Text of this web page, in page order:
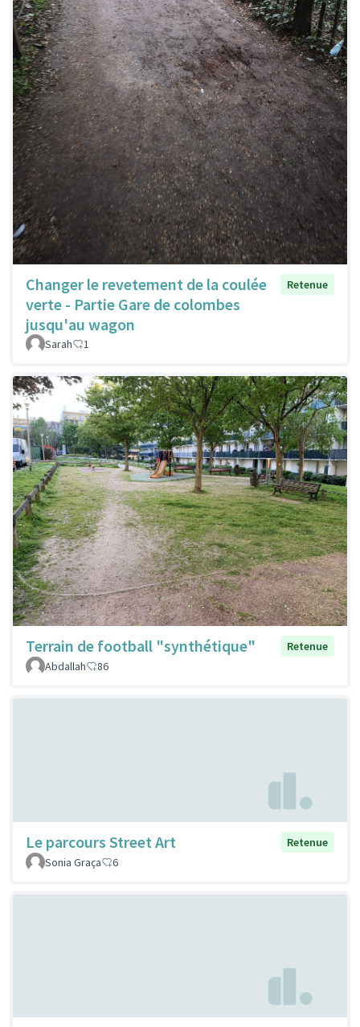
Changer le revetement de la coulée
verte - Partie Gare de colombes
jusqu'au wagon
Retenue
Sarah 1
Terrain de football "synthétique"
Retenue
Abdallah
86
Le parcours Street Art
Retenue
Sonia Graça
6